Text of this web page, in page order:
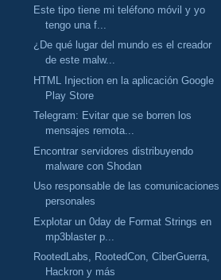
Este tipo tiene mi teléfono móvil y yo
tengo una f...
¿De qué lugar del mundo es el creador
de este malw...
HTML Injection en la aplicación Google
Play Store
Telegram: Evitar que se borren los
mensajes remota...
Encontrar servidores distribuyendo
malware con Shodan
Uso responsable de las comunicaciones
personales
Explotar un 0day de Format Strings en
mp3blaster p...
RootedLabs, RootedCon, CiberGuerra,
Hackron y más